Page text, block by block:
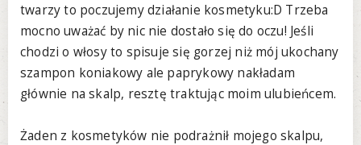
twarzy to poczujemy działanie kosmetyku:D Trzeba
mocno uważać by nic nie dostało się do oczu! Jeśli
chodzi o włosy to spisuje się gorzej niż mój ukochany
szampon koniakowy ale paprykowy nakładam
głównie na skalp, resztę traktując moim ulubieńcem.
Żaden z kosmetyków nie podrażnił mojego skalpu,